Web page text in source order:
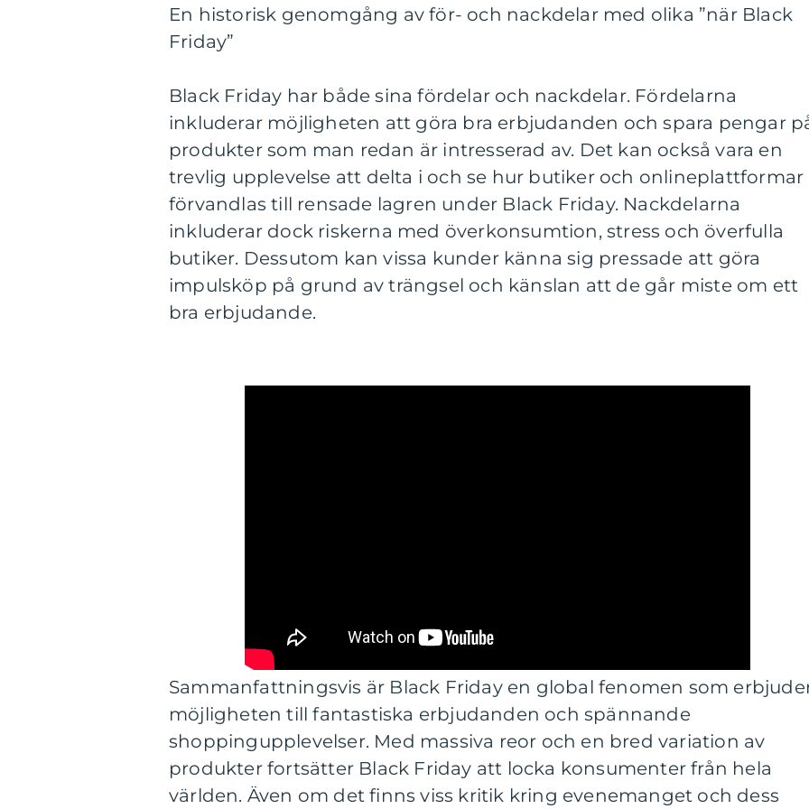
En historisk genomgång av för- och nackdelar med olika ”när Black
Friday”
Black Friday har både sina fördelar och nackdelar. Fördelarna
inkluderar möjligheten att göra bra erbjudanden och spara pengar
produkter som man redan är intresserad av. Det kan också vara en
trevlig upplevelse att delta i och se hur butiker och onlineplattformar
förvandlas till rensade lagren under Black Friday. Nackdelarna
inkluderar dock riskerna med överkonsumtion, stress och överfulla
butiker. Dessutom kan vissa kunder känna sig pressade att göra
impulsköp på grund av trängsel och känslan att de går miste om ett
bra erbjudande.
Sammanfattningsvis är Black Friday en global fenomen som
möjligheten till fantastiska erbjudanden och spännande
shoppingupplevelser. Med massiva reor och en bred variation av
produkter fortsätter Black Friday att locka konsumenter från hela
världen. Även om det finns viss kritik kring evenemanget och dess